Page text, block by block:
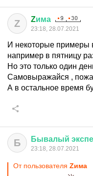
Z Zима
23:18, 28.07.2021
И некоторые примеры
например в пятницу
Но это только один
Самовыражайся ,
А в остальное время
Б Бывалый
23:18, 28.07.2021
От пользователя Zима